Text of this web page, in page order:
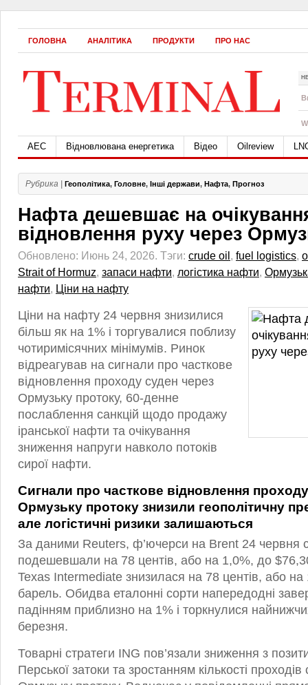
ГОЛОВНА АНАЛІТИКА ПРОДУКТИ ПРО НАС
АЕС Відновлювана енергетика Відео Oilreview
Рубрика | Геополітика, Головне, Інші держави, Нафта, Прогноз
Нафта дешевшає на
відновлення руху через
Обновлено: Июнь 24, 2026. Тэги: crude oil, fuel logistics,
Strait of Hormuz, запаси нафти, логістика нафти,
нафти, Ціни на нафту
Ціни на нафту 24 червня знизилися
більш як на 1% і торгувалися поблизу
чотиримісячних мінімумів. Ринок
відреагував на сигнали про часткове
відновлення проходу суден через
Ормузьку протоку, 60-денне
послаблення санкцій щодо продажу
іранської нафти та очікування
зниження напруги навколо потоків
сирої нафти.
Сигнали про часткове відновлення
Ормузьку протоку знизили геополітичну
але логістичні ризики залишаються
За даними Reuters, ф’ючерси на Brent 24 червня
подешевшали на 78 центів, або на 1,0%, до
Texas Intermediate знизилася на 78 центів, або
барель. Обидва еталонні сорти напередодні
падінням приблизно на 1% і торкнулися
березня.
Товарні стратеги ING пов’язали зниження з
Перської затоки та зростанням кількості